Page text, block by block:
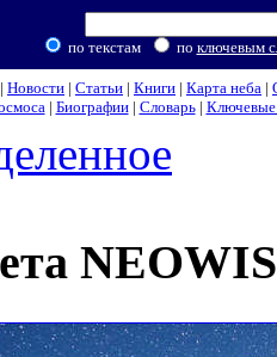
по текстам по ключевым
| Новости | Статьи | Книги | Карта неба |
| Биографии| Словарь| Ключевые